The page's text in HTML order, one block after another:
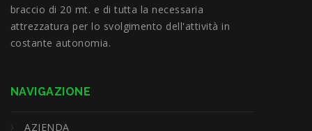
braccio di 20 mt. e di tutta la necessaria
attrezzatura per lo svolgimento dell'attività in
costante autonomia.
NAVIGAZIONE
AZIENDA